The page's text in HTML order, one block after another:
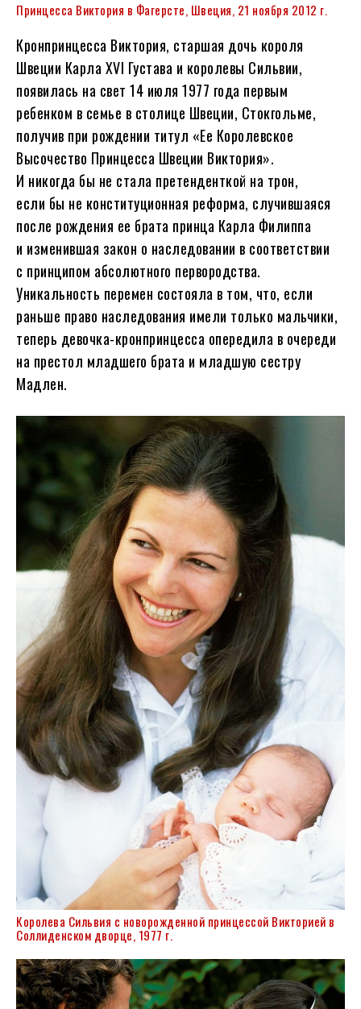
Принцесса Виктория в Фагерсте, Швеция, 21 ноября 2012 г.
Кронпринцесса Виктория, старшая дочь короля
Швеции Карла XVI Густава и королевы Сильвии,
появилась на свет 14 июля 1977 года первым
ребенком в семье в столице Швеции, Стокгольме,
получив при рождении титул «Ее Королевское
Высочество Принцесса Швеции Виктория».
И никогда бы не стала претенденткой на трон,
если бы не конституционная реформа, случившаяся
после рождения ее брата принца Карла Филиппа
и изменившая закон о наследовании в соответствии
с принципом абсолютного первородства.
Уникальность перемен состояла в том, что, если
раньше право наследования имели только мальчики,
теперь девочка-кронпринцесса опередила в очереди
на престол младшего брата и младшую сестру
Мадлен.
Королева Сильвия с новорожденной принцессой Викторией в
Соллиденском дворце, 1977 г.